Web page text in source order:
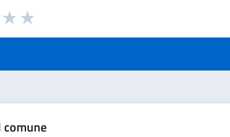
la pagina
Valuta 5 stelle su 5
Valuta 4 stelle su 5
3 stelle su 5
stelle su 5
su 5
comune